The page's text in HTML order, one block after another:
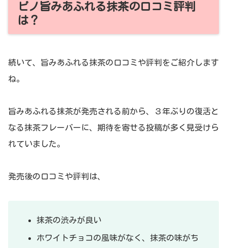
ピノ旨みあふれる抹茶の口コミ評判
は？
続いて、旨みあふれる抹茶の口コミや評判をご紹介します
ね。
旨みあふれる抹茶が発売される前から、３年ぶりの復活と
なる抹茶フレーバーに、期待を寄せる投稿が多く見受けら
れていました。
発売後の口コミや評判は、
抹茶の渋みが良い
ホワイトチョコの風味がなく、抹茶の味がち